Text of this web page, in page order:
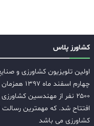
کشاورز پلاس
اولین تلویزیون کشاورزی و
چهارم
۲۵۰۰ نفر از مهندسین
افتتاح شد. که مهمترین رسالت
کشاورزی می باشد